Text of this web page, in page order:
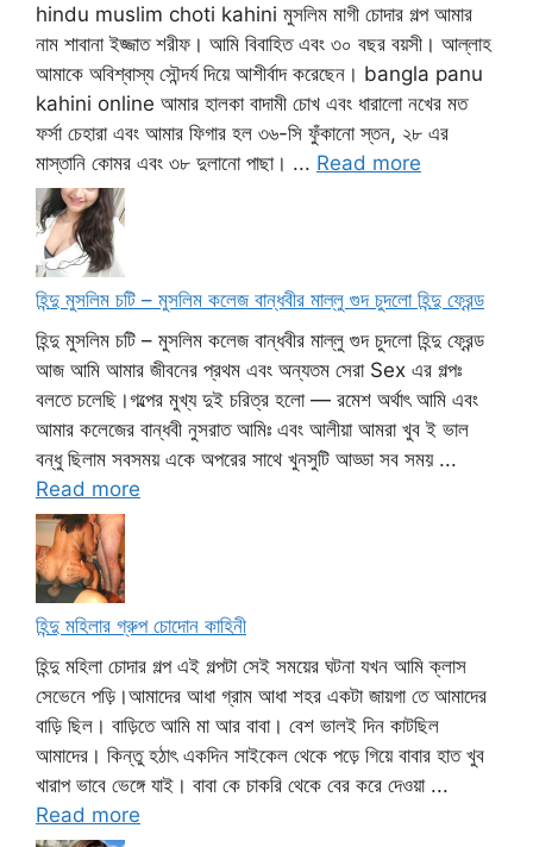
hindu muslim choti kahini মুসলিম মাগী চোদার গল্প আমার
নাম শাবানা ইজ্জাত শরীফ। আমি বিবাহিত এবং ৩০ বছর বয়সী। আল্লাহ
আমাকে অবিশ্বাস্য সৌন্দর্য দিয়ে আশীর্বাদ করেছেন। bangla panu
kahini online আমার হালকা বাদামী চোখ এবং ধারালো নখের মত
ফর্সা চেহারা এবং আমার ফিগার হল ৩৬-সি ফুঁকানো স্তন, ২৮ এর
মাস্তানি কোমর এবং ৩৮ দুলানো পাছা। ... Read more
হিন্দু মুসলিম চটি – মুসলিম কলেজ বান্ধবীর মাল্লু গুদ চুদলো হিন্দু ফ্রেন্ড
হিন্দু মুসলিম চটি – মুসলিম কলেজ বান্ধবীর মাল্লু গুদ চুদলো হিন্দু ফ্রেন্ড
আজ আমি আমার জীবনের প্রথম এবং অন্যতম সেরা Sex এর গল্পঃ
বলতে চলেছি।গল্পের মুখ্য দুই চরিত্র হলো — রমেশ অর্থাৎ আমি এবং
আমার কলেজের বান্ধবী নুসরাত আমিঃ এবং আলীয়া আমরা খুব ই ভাল
বন্ধু ছিলাম সবসময় একে অপরের সাথে খুনসুটি আড্ডা সব সময় ...
Read more
হিন্দু মহিলার গ্রুপ চোদোন কাহিনী
হিন্দু মহিলা চোদার গল্প এই গল্পটা সেই সময়ের ঘটনা যখন আমি ক্লাস
সেভেনে পড়ি।আমাদের আধা গ্রাম আধা শহর একটা জায়গা তে আমাদের
বাড়ি ছিল। বাড়িতে আমি মা আর বাবা। বেশ ভালই দিন কাটছিল
আমাদের। কিন্তু হঠাৎ একদিন সাইকেল থেকে পড়ে গিয়ে বাবার হাত খুব
খারাপ ভাবে ভেঙ্গে যাই। বাবা কে চাকরি থেকে বের করে দেওয়া ...
Read more